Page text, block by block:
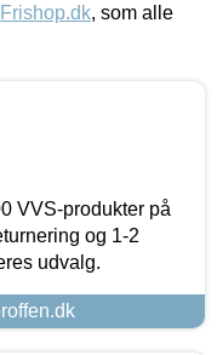
Frishop.dk, som alle
VVS-produkter på
og 1-2
udvalg.